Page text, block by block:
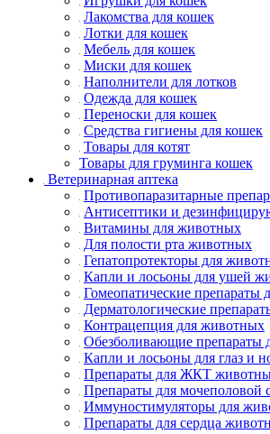
Лакомства для кошек
Лотки для кошек
Мебель для кошек
Миски для кошек
Наполнители для лотков
Одежда для кошек
Переноски для кошек
Средства гигиены для кошек
Товары для котят
Товары для груминга кошек
Ветеринарная аптека
Противопаразитарные
Антисептики и
Витамины для животных
Для полости рта животных
Гепатопротекторы для
Капли и лосьоны для ушей
Гомеопатические препараты
Дерматологические
Контрацепция для животных
Обезболивающие препараты
Капли и лосьоны для глаз и
Препараты для ЖКТ
Препараты для мочеполовой
Иммуностимуляторы для
Препараты для сердца